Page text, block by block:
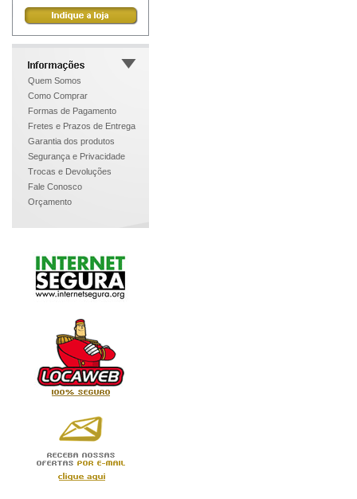
Quem Somos
Como Comprar
Formas de Pagamento
Fretes e Prazos de Entrega
Garantia dos produtos
Segurança e Privacidade
Trocas e Devoluções
Fale Conosco
Orçamento